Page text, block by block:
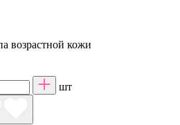
возрастной кожи
шт